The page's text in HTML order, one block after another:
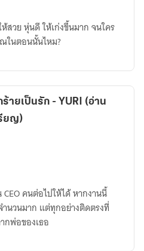
หุ่นดี ให้เก่งขึ้นมาก จนใคร
ในตอนนั้นไหม?
ยเป็นรัก - YURI (อ่าน
ยญ)
คนต่อไปให้ได้ หากงานนี้
ำนวนมาก แต่ทุกอย่างติดตรงที่
กพ่อของเธอ